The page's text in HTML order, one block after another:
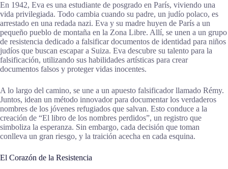
En 1942, Eva es una estudiante de posgrado en París, viviendo una
vida privilegiada. Todo cambia cuando su padre, un judío polaco, es
arrestado en una redada nazi. Eva y su madre huyen de París a un
pequeño pueblo de montaña en la Zona Libre. Allí, se unen a un grupo
de resistencia dedicado a falsificar documentos de identidad para niños
judíos que buscan escapar a Suiza. Eva descubre su talento para la
falsificación, utilizando sus habilidades artísticas para crear
documentos falsos y proteger vidas inocentes.
A lo largo del camino, se une a un apuesto falsificador llamado Rémy.
Juntos, idean un método innovador para documentar los verdaderos
nombres de los jóvenes refugiados que salvan. Esto conduce a la
creación de “El libro de los nombres perdidos”, un registro que
simboliza la esperanza. Sin embargo, cada decisión que toman
conlleva un gran riesgo, y la traición acecha en cada esquina.
El Corazón de la Resistencia